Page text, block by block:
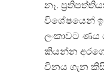
නෑ.
විශේෂයෙන්
ලංකාවට ණය
කියන්න
විනය ගැන